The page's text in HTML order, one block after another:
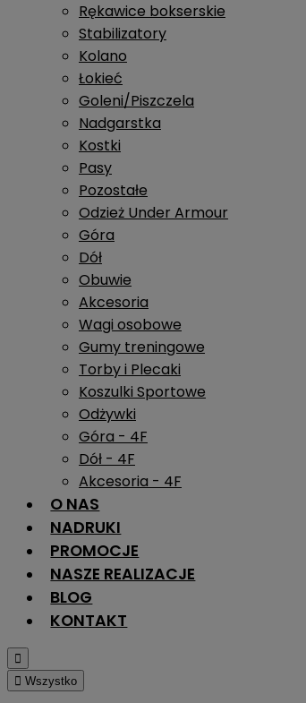
Rękawice bokserskie
Stabilizatory
Kolano
Łokieć
Goleni/Piszczela
Nadgarstka
Kostki
Pasy
Pozostałe
Odzież Under Armour
Góra
Dół
Obuwie
Akcesoria
Wagi osobowe
Gumy treningowe
Torby i Plecaki
Koszulki Sportowe
Odżywki
Góra - 4F
Dół - 4F
Akcesoria - 4F
O NAS
NADRUKI
PROMOCJE
NASZE REALIZACJE
BLOG
KONTAKT

 Wszystko